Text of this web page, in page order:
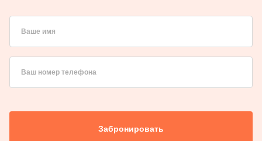
Ваше имя
Ваш номер телефона
Забронировать